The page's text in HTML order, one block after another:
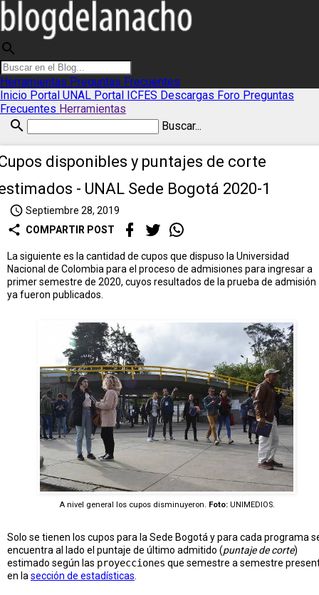
search
Herramientas Preguntas Frecuentes
Inicio Portal UNAL Portal ICFES Descargas Foro Preguntas
Frecuentes Herramientas
search Buscar...
disponibles y puntajes de corte
- UNAL Sede Bogotá 2020-1
access_time Septiembre 28, 2019
share COMPARTIR POST
La siguiente es la cantidad de cupos que dispuso la Universidad
Nacional de Colombia para el proceso de admisiones para ingresar a
primer semestre de 2020, cuyos resultados de la prueba de admisión
ya fueron publicados.
A nivel general los cupos disminuyeron. Foto:UNIMEDIOS.
Solo se tienen los cupos para la Sede Bogotá y para cada programa
encuentra al lado el puntaje de último admitido (puntaje de corte)
estimado según las proyecciones que semestre a semestre
en la sección de estadísticas